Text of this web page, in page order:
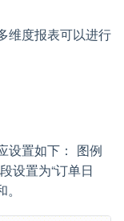
维度报表可以进行
设置如下： 图例
设置为“订单日